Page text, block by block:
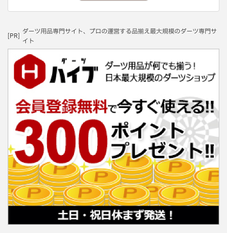
[PR]
ダーツ用品専門サイト、プロの運営する品揃え最大規模のダーツ専門サ
イト